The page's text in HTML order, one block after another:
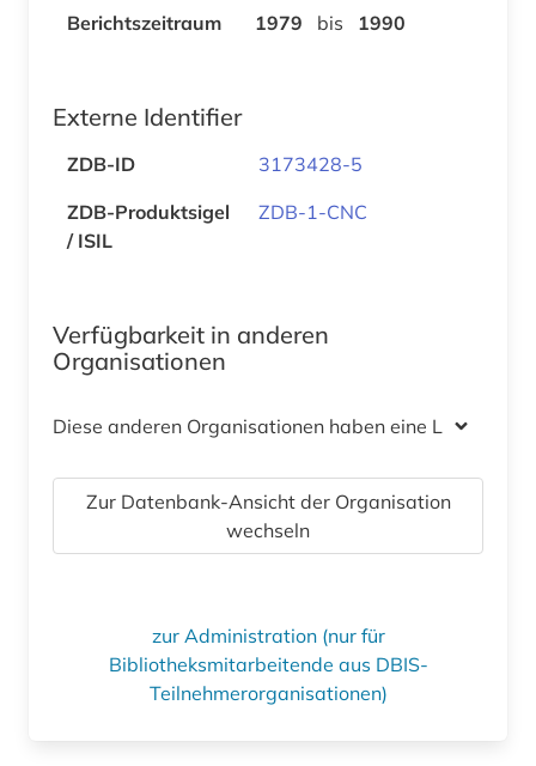
Berichtszeitraum 1979 bis 1990
Externe Identifier
ZDB-ID
3173428-5
ZDB-Produktsigel
/ ISIL
ZDB-1-CNC
Verfügbarkeit in anderen
Organisationen
Diese anderen Organisationen haben eine Lizenz
Zur Datenbank-Ansicht der Organisation
wechseln
zur Administration (nur für
Bibliotheksmitarbeitende aus DBIS-
Teilnehmerorganisationen)